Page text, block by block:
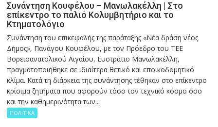
Συνάντηση Κουφέλου – Μανωλακέλλη | Στο
επίκεντρο το παλιό Κολυμβητήριο και το
Κτηματολόγιο
Συνάντηση του επικεφαλής της παράταξης «Νέα δράση νέος
Δήμος», Πανάγου Κουφέλου, με τον Πρόεδρο του ΤΕΕ
Βορειοανατολικού Αιγαίου, Ευστράτιο Μανωλακέλλη,
πραγματοποιήθηκε σε ιδιαίτερα θετικό και εποικοδομητικό
κλίμα. Κατά τη διάρκεια της συνάντησης τέθηκαν στο επίκεντρο
κρίσιμα ζητήματα που αφορούν τόσο τον τεχνικό κόσμο όσο
και την καθημερινότητα των...
ΠΟΛΙΤΙΚΑ